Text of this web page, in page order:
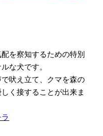
を察知するための特別
な犬です。
吠え立て、クマを森の
く接することが出来ま